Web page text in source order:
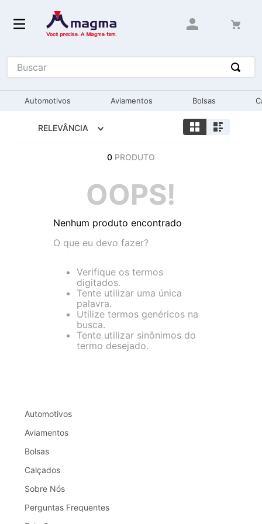
Buscar
Automotivos Aviamentos Bolsas
RELEVÂNCIA
0 PRODUTO
OOPS!
Nenhum produto encontrado
O que eu devo fazer?
Verifique os termos
digitados.
Tente utilizar uma única
palavra.
Utilize termos genéricos na
busca.
Tente utilizar sinônimos do
termo desejado.
Automotivos
Aviamentos
Bolsas
Calçados
Sobre Nós
Perguntas Frequentes